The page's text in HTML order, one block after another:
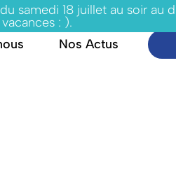
18 juillet au soir au
: ).
Nos Actus